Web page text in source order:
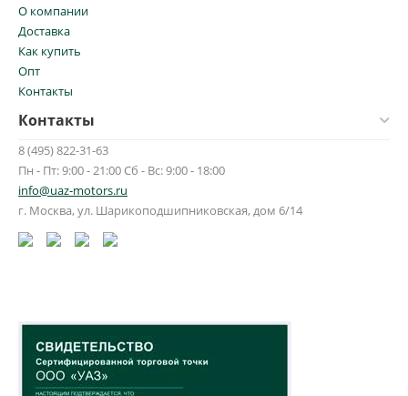
О компании
Доставка
Как купить
Опт
Контакты
Контакты
8 (495) 822-31-63
Пн - Пт: 9:00 - 21:00 Сб - Вс: 9:00 - 18:00
info@uaz-motors.ru
г. Москва, ул. Шарикоподшипниковская, дом 6/14